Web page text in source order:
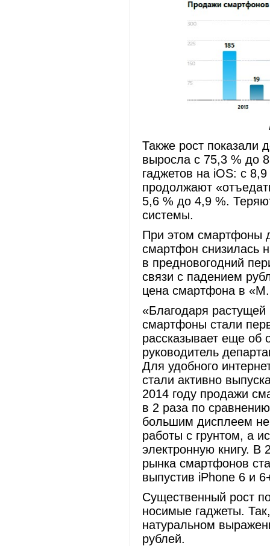
Также рост показали
выросла с 75,3 % до
гаджетов на iOS: с
продолжают
5,6 % до 4,9 %.
системы.
При этом смартфоны
смартфон снизилась
в предновогодний
связи с падением
цена смартфона в
«Благодаря растущей
смартфоны стали
рассказывает еще об
руководитель
Для удобного
стали активно
2014 году продажи
в 2 раза по
большим дисплеем
работы с грунтом, а
электронную книгу. В
рынка смартфонов
выпустив iPhone 6 и
Существенный рост
носимые гаджеты.
натуральном
рублей.